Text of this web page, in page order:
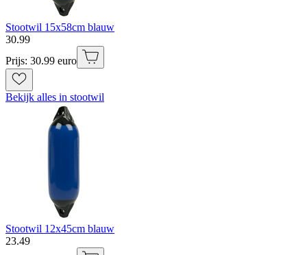
Stootwil 15x58cm blauw
30.99
Prijs: 30.99 euro
Bekijk alles in stootwil
Stootwil 12x45cm blauw
23.49